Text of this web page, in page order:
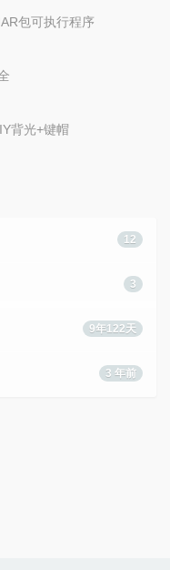
包可执行程序
背光+键帽
12
3
9年122天
3 年前